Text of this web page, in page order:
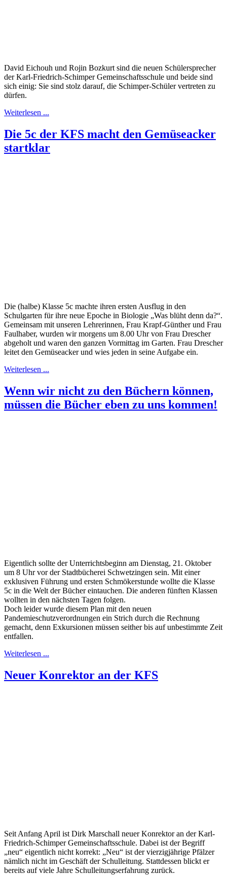
David Eichouh und Rojin Bozkurt sind die neuen Schülersprecher
der Karl-Friedrich-Schimper Gemeinschaftsschule und beide sind
sich einig: Sie sind stolz darauf, die Schimper-Schüler vertreten zu
dürfen.
Weiterlesen ...
Die 5c der KFS macht den Gemüseacker
startklar
Die (halbe) Klasse 5c machte ihren ersten Ausflug in den
Schulgarten für ihre neue Epoche in Biologie „Was blüht denn da?“.
Gemeinsam mit unseren Lehrerinnen, Frau Krapf-Günther und Frau
Faulhaber, wurden wir morgens um 8.00 Uhr von Frau Drescher
abgeholt und waren den ganzen Vormittag im Garten. Frau Drescher
leitet den Gemüseacker und wies jeden in seine Aufgabe ein.
Weiterlesen ...
Wenn wir nicht zu den Büchern können,
müssen die Bücher eben zu uns kommen!
Eigentlich sollte der Unterrichtsbeginn am Dienstag, 21. Oktober
um 8 Uhr vor der Stadtbücherei Schwetzingen sein. Mit einer
exklusiven Führung und ersten Schmökerstunde wollte die Klasse
5c in die Welt der Bücher eintauchen. Die anderen fünften Klassen
wollten in den nächsten Tagen folgen.
Doch leider wurde diesem Plan mit den neuen
Pandemieschutzverordnungen ein Strich durch die Rechnung
gemacht, denn Exkursionen müssen seither bis auf unbestimmte Zeit
entfallen.
Weiterlesen ...
Neuer Konrektor an der KFS
Seit Anfang April ist Dirk Marschall neuer Konrektor an der Karl-
Friedrich-Schimper Gemeinschaftsschule. Dabei ist der Begriff
„neu“ eigentlich nicht korrekt: „Neu“ ist der vierzigjährige Pfälzer
nämlich nicht im Geschäft der Schulleitung. Stattdessen blickt er
bereits auf viele Jahre Schulleitungserfahrung zurück.